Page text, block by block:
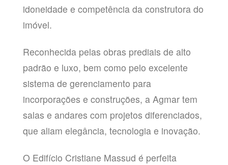
idoneidade e competência da construtora do
imóvel.
Reconhecida pelas obras prediais de alto
padrão e luxo, bem como pelo excelente
sistema de gerenciamento para
incorporações e construções, a Agmar tem
salas e andares com projetos diferenciados,
que aliam elegância, tecnologia e inovação.
O Edifício Cristiane Massud é perfeita